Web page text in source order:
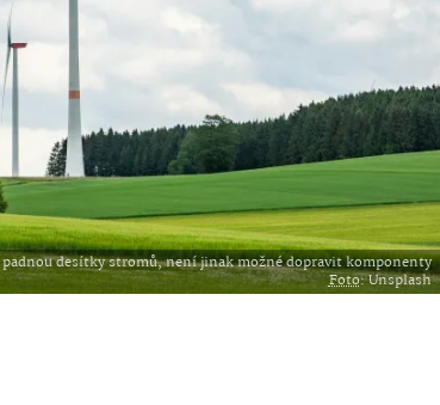
desítky stromů, není jinak možné dopravit komponenty
Foto: Unsplash